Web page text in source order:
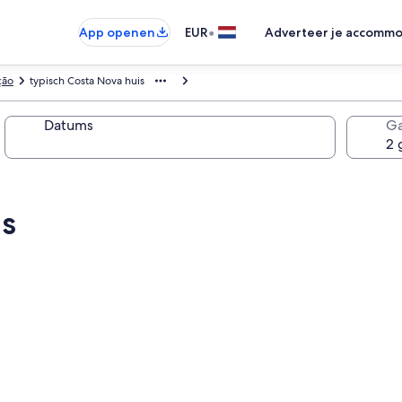
App openen
EUR• Adverteer je
typisch Costa Nova huis
Datums